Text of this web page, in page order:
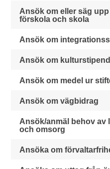
Ansök om eller säg
förskola och skola
Ansök om
Ansök om
Ansök om medel ur
Ansök om vägbidrag
Ansök/anmäl behov av
och omsorg
Ansöka om